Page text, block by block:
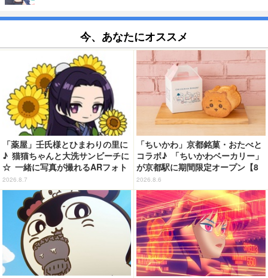
今、あなたにオススメ
「薬屋」壬氏様とひまわりの里に
♪ 猫猫ちゃんと大洗サンビーチに
☆ 一緒に写真が撮れるARフォト
スポット企画「猫猫・壬氏と夏巡
り」開催【茨城県】
2026.8.7
「ちいかわ」京都銘菓・おたべと
コラボ♪ 「ちいかわベーカリー」
が京都駅に期間限定オープン【8
月13日～】
2026.8.6